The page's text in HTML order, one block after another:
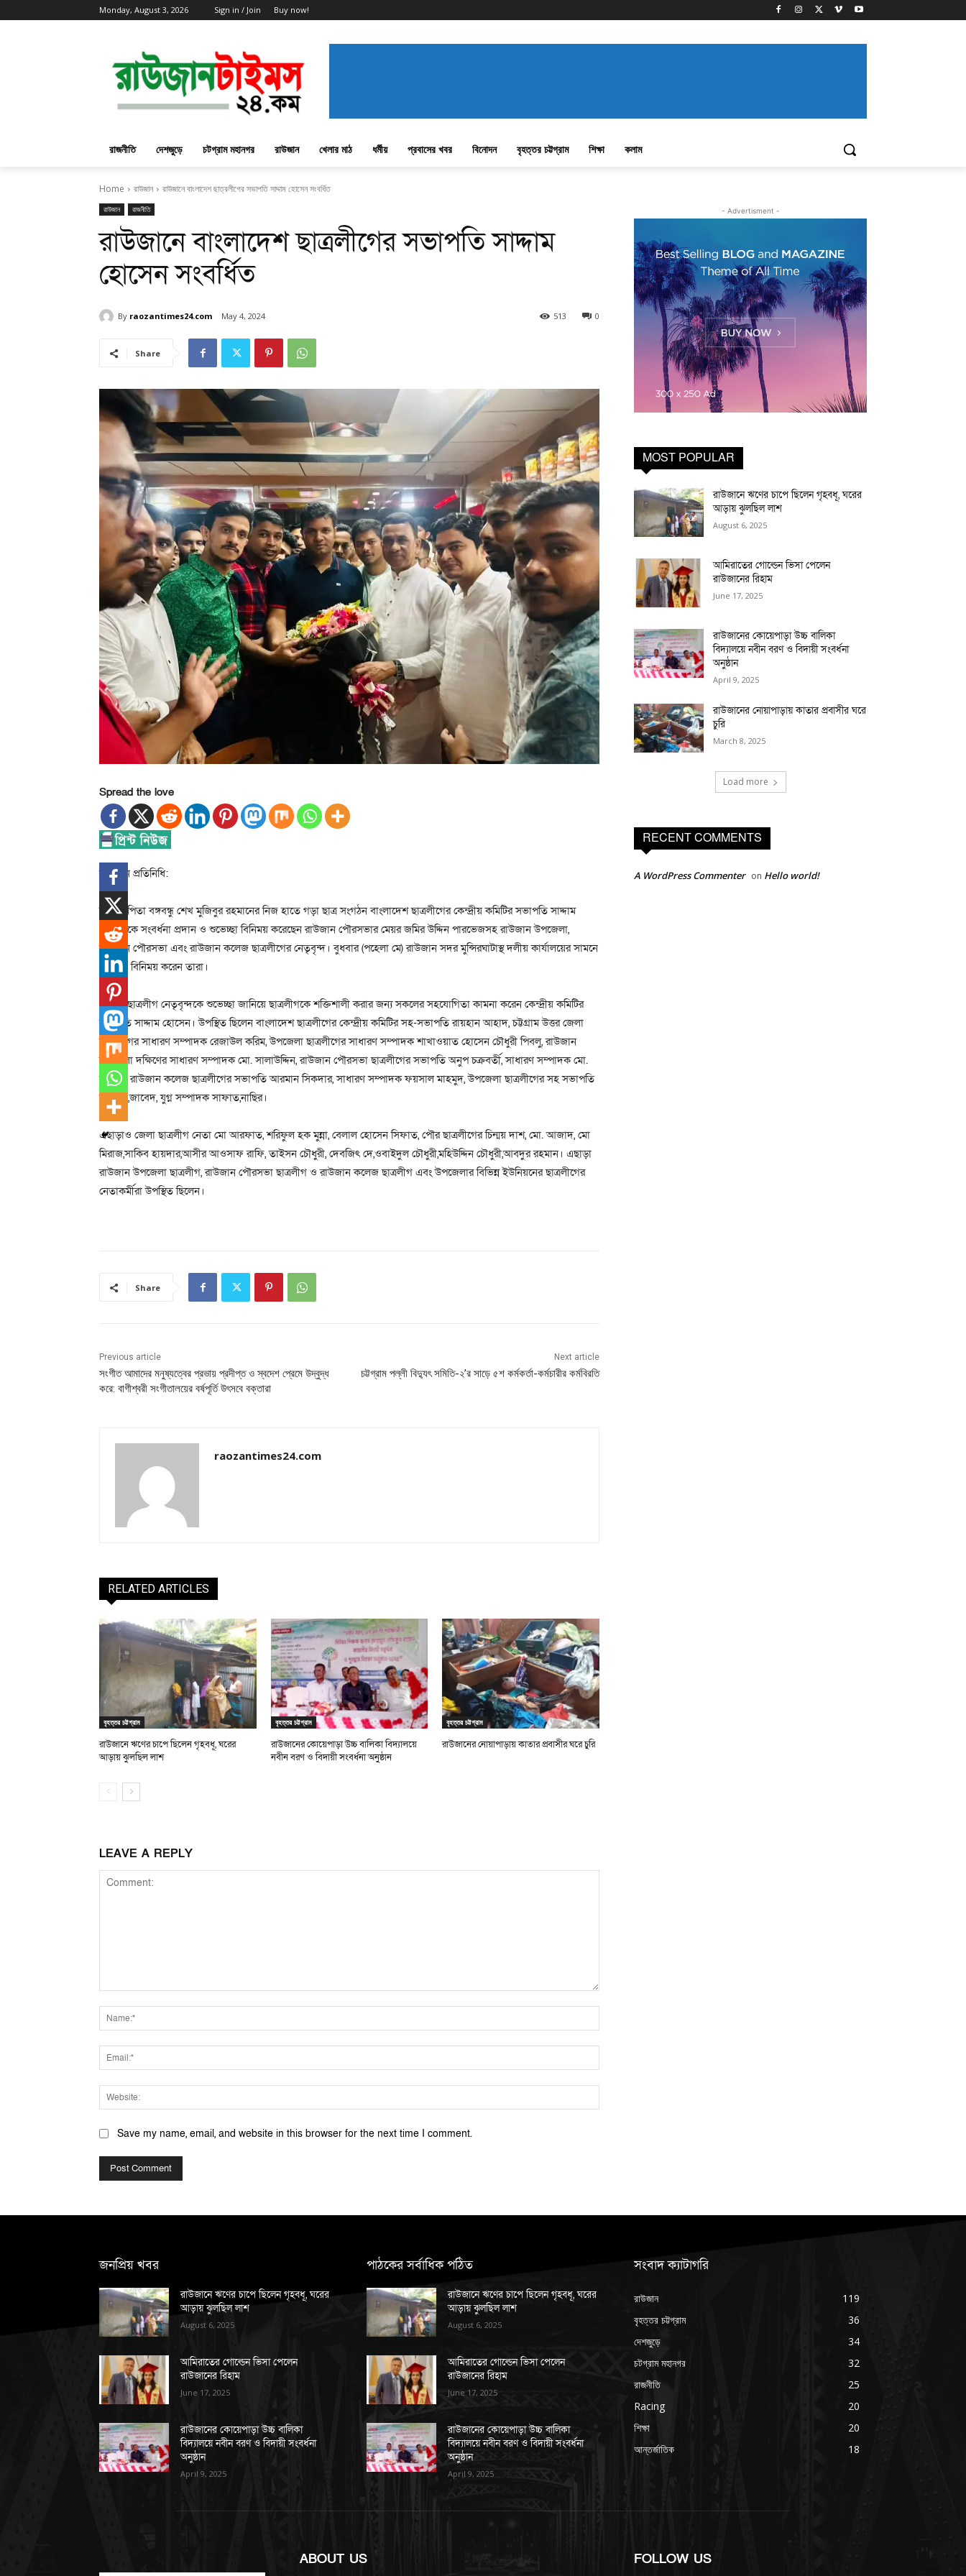
Monday, August 3, 2026 Sign in / Join Buy now!
রাজনীতি দেশজুড়ে চটগ্রাম মহানগর রাউজান খেলার মাঠ ধর্মীয় প্রবাসের খবর বিনোদন বৃহত্তর চট্টগ্রাম শিক্ষা কলাম
Home রাউজান রাউজানে বাংলাদেশ ছাত্রলীগের সভাপতি সাদ্দাম হোসেন সংবর্ধিত
রাউজান রাজনীতি
রাউজানে বাংলাদেশ ছাত্রলীগের সভাপতি সাদ্দাম
হোসেন সংবর্ধিত
By raozantimes24.com May 4, 2024 0
513
Share
Spread the love
রাউজান প্রতিনিধি:
জাতির পিতা বঙ্গবন্ধু শেখ মুজিবুর রহমানের নিজ হাতে গড়া ছাত্র সংগঠন বাংলাদেশ ছাত্রলীগের কেন্দ্রীয় কমিটির সভাপতি সাদ্দাম
হোসেনকে সংবর্ধনা প্রদান ও শুভেচ্ছা বিনিময় করেছেন রাউজান পৌরসভার মেয়র জমির উদ্দিন পারভেজসহ রাউজান উপজেলা,
রাউজান পৌরসভা এবং রাউজান কলেজ ছাত্রলীগের নেতৃবৃন্দ। বুধবার (পহেলা মে) রাউজান সদর মুন্সিরঘাটাস্থ দলীয় কার্যালয়ের সামনে
শুভেচ্ছা বিনিময় করেন তারা।
এসময় ছাত্রলীগ নেতৃবৃন্দকে শুভেচ্ছা জানিয়ে ছাত্রলীগকে শক্তিশালী করার জন্য সকলের সহযোগিতা কামনা করেন কেন্দ্রীয় কমিটির
সভাপতি সাদ্দাম হোসেন। উপস্থিত ছিলেন বাংলাদেশ ছাত্রলীগের কেন্দ্রীয় কমিটির সহ-সভাপতি রায়হান আহাদ, চট্টগ্রাম উত্তর জেলা
ছাত্রলীগের সাধারণ সম্পাদক রেজাউল করিম, উপজেলা ছাত্রলীগের সাধারণ সম্পাদক শাখাওয়াত হোসেন চৌধুরী পিবলু, রাউজান
উপজেলা দক্ষিণের সাধারণ সম্পাদক মো. সালাউদ্দিন, রাউজান পৌরসভা ছাত্রলীগের সভাপতি অনুপ চক্রবর্তী, সাধারণ সম্পাদক মো.
আসিফ, রাউজান কলেজ ছাত্রলীগের সভাপতি আরমান সিকদার, সাধারণ সম্পাদক ফয়সাল মাহমুদ, উপজেলা ছাত্রলীগের সহ সভাপতি
সাজ্জাদ,জাবেদ, যুগ্ন সম্পাদক সাফাত,নাছির।
এছাড়াও জেলা ছাত্রলীগ নেতা মো আরফাত, শরিফুল হক মুন্না, বেলাল হোসেন সিফাত, পৌর ছাত্রলীগের চিন্ময় দাশ, মো. আজাদ, মো
মিরাজ,সাকিব হায়দার,আসীর আওসাফ রাফি, তাইসন চৌধুরী, দেবজিৎ দে,ওবাইদুল চৌধুরী,মহিউদ্দিন চৌধুরী,আবদুর রহমান। এছাড়া
রাউজান উপজেলা ছাত্রলীগ, রাউজান পৌরসভা ছাত্রলীগ ও রাউজান কলেজ ছাত্রলীগ এবং উপজেলার বিভিন্ন ইউনিয়নের ছাত্রলীগের
নেতাকর্মীরা উপস্থিত ছিলেন।
Share
Previous article
সংগীত আমাদের মনুষ্যত্বের প্রভায় প্রদীপ্ত ও স্বদেশ প্রেমে উদ্বুদ্ধ
করে: বাগীশ্বরী সংগীতালয়ের বর্ষপূর্তি উৎসবে বক্তারা
Next article
চট্টগ্রাম পল্লী বিদ্যুৎ সমিতি-২’র সাড়ে ৫শ কর্মকর্তা-কর্মচারীর কর্মবিরতি
raozantimes24.com
RELATED ARTICLES
বৃহত্তর চট্টগ্রাম
রাউজানে ঋণের চাপে ছিলেন গৃহবধূ, ঘরের
আড়ায় ঝুলছিল লাশ
বৃহত্তর চট্টগ্রাম
রাউজানের কোয়েপাড়া উচ্চ বালিকা বিদ্যালয়ে
নবীন বরণ ও বিদায়ী সংবর্ধনা অনুষ্ঠান
বৃহত্তর চট্টগ্রাম
রাউজানের নোয়াপাড়ায় কাতার প্রবাসীর ঘরে চুরি
LEAVE A REPLY
Save my name, email, and website in this browser for the next time I comment.
- Advertisment -
MOST POPULAR
রাউজানে ঋণের চাপে ছিলেন গৃহবধূ, ঘরের
আড়ায় ঝুলছিল লাশ
August 6, 2025
আমিরাতের গোল্ডেন ভিসা পেলেন
রাউজানের রিহাম
June 17, 2025
রাউজানের কোয়েপাড়া উচ্চ বালিকা
বিদ্যালয়ে নবীন বরণ ও বিদায়ী সংবর্ধনা
অনুষ্ঠান
April 9, 2025
রাউজানের নোয়াপাড়ায় কাতার প্রবাসীর ঘরে
চুরি
March 8, 2025
Load more
RECENT COMMENTS
A WordPress Commenter on Hello world!
জনপ্রিয় খবর
রাউজানে ঋণের চাপে ছিলেন গৃহবধূ, ঘরের
আড়ায় ঝুলছিল লাশ
August 6, 2025
আমিরাতের গোল্ডেন ভিসা পেলেন
রাউজানের রিহাম
June 17, 2025
রাউজানের কোয়েপাড়া উচ্চ বালিকা
বিদ্যালয়ে নবীন বরণ ও বিদায়ী সংবর্ধনা
অনুষ্ঠান
April 9, 2025
পাঠকের সর্বাধিক পঠিত
রাউজানে ঋণের চাপে ছিলেন গৃহবধূ, ঘরের
আড়ায় ঝুলছিল লাশ
August 6, 2025
আমিরাতের গোল্ডেন ভিসা পেলেন
রাউজানের রিহাম
June 17, 2025
রাউজানের কোয়েপাড়া উচ্চ বালিকা
বিদ্যালয়ে নবীন বরণ ও বিদায়ী সংবর্ধনা
অনুষ্ঠান
April 9, 2025
সংবাদ ক্যাটাগরি
রাউজান
119
বৃহত্তর চট্টগ্রাম
36
দেশজুড়ে
34
চটগ্রাম মহানগর
32
রাজনীতি
25
Racing
20
শিক্ষা
20
আন্তর্জাতিক
18
ABOUT US FOLLOW US